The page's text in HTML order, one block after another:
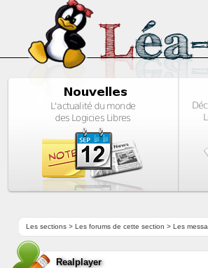
Les sections> Les forums de cette section > Les
Realplayer